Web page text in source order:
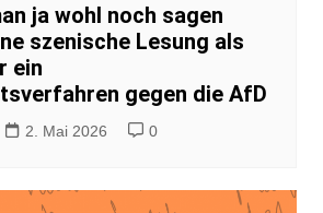
ja wohl noch sagen
szenische Lesung als
ein
gegen die AfD
2. Mai 2026 0